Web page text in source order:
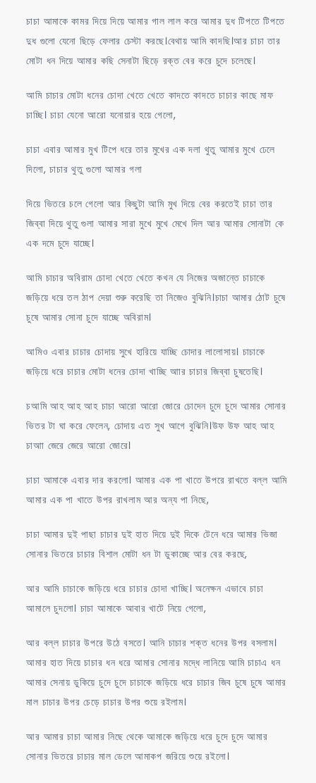
চাচা আমাকে কামর দিয়ে দিয়ে আমার গাল লাল করে আমার দুধ টিপতে টিপতে
দুধ গুলো যেনো ছিড়ে ফেলার চেস্টা করছে।বেথায় আমি কাদছি।আর চাচা তার
মোটা ধন দিয়ে আমার কছি সেনাটা ছিড়ে রক্ত বের করে চুদে চলেছে।
আমি চাচার মোটা ধনের চোদা খেতে খেতে কাদতে কাদতে চাচার কাছে মাফ
চাচ্ছি। চাচা যেনো আরো যনোয়ার হয়ে গেলো,
চাচা এবার আমার মুখ টিপে ধরে তার মুখের এক দলা থুতু আমার মুখে ঢেলে
দিলো, চাচার থুতু গুলো আমার গলা
দিয়ে ভিতরে চলে গেলো আর কিছুটা আমি মুখ দিয়ে বের করতেই চাচা তার
জিব্বা দিয়ে থুতু গুলা আমার সারা মুখে মুখে মেখে দিল আর আমার সোনাটা কে
এক দমে চুদে যাচ্ছে।
আমি চাচার অবিরাম চোদা খেতে খেতে কখন যে নিজের অজান্তে চাচাকে
জড়িয়ে ধরে তল ঠাপ দেয়া শুরু করেছি তা নিজেও বুঝিনি।চাচা আমার ঠোট চুষে
চুষে আমার সোনা চুদে যাচ্ছে অবিরাম।
আমিও এবার চাচার চোদায় সুখে হারিয়ে যাচ্ছি চোদার লালোসায়। চাচাকে
জড়িয়ে ধরে চাচার মোটা ধনের চোদা খাচ্ছি আার চাচার জিব্বা চুষতেছি।
চআমি আহ আহ আহ চাচা আরো আরো জোরে চোদেন চুদে চুদে আমার সোনার
ভিতর টা ঘা করে ফেলেন, চোদায় এত সুখ আগে বুঝিনি।উফ উফ আহ আহ
চাআা জেরে জেরে আরো জোরে।
চাচা আমাকে এবার দার করলো। আমার এক পা খাতে উপরে রাখতে বল্ল আমি
আমার এক পা খাতে উপর রাখলাম আর অন্য পা নিছে,
চাচা আমার দুই পাছা চাচার দুই হাত দিয়ে দুই দিকে টেনে ধরে আমার ভিজা
সোনার ভিতরে চাচার বিশাল মোটা ধন টা ডুকাচ্ছে আর বের করছে,
আর আমি চাচাকে জড়িয়ে ধরে চাচার চোদা খাচ্ছি। অনেক্ষন এভাবে চাচা
আমালে চুদলো। চাচা আমাকে আবার খাটে নিয়ে গেলো,
আর বল্ল চাচার উপরে উঠে বসতে। আনি চাচার শক্ত ধনের উপর বসলাম।
আমার হাত দিয়ে চাচার ধন ধরে আমার সোনার মদ্ধে লানিয়ে আমি চাচাএ ধন
আমার সেনায় ডুকিয়ে চুদে চুদে চাচাকে জড়িয়ে ধরে চাচার জিব চুষে চুষে আমার
মাল চাচার উপর চেড়ে চাচার উপর শুয়ে রইলাম।
আর আমার চাচা আমার নিছে থেকে আমাকে জড়িয়ে ধরে চুদে চুদে আমার
সোনার ভিতরে চাচার মাল ডেলে আমাকপ জরিয়ে শুয়ে রইলো।